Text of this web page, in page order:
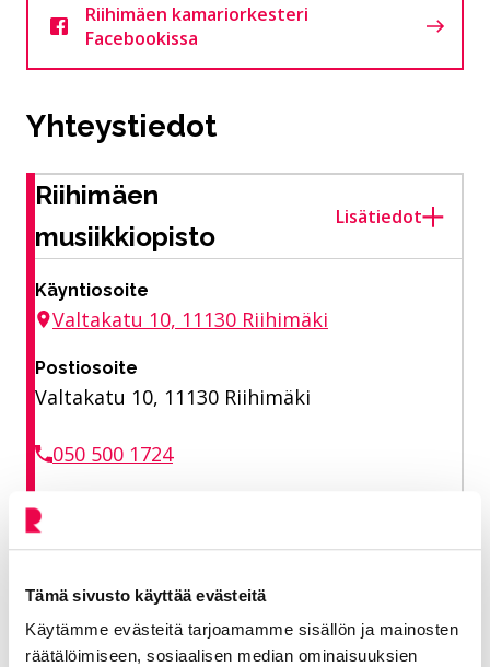
Tämä sivusto käyttää evästeitä
Käytämme evästeitä tarjoamamme sisällön ja mainosten
räätälöimiseen, sosiaalisen median ominaisuuksien
Riihimäen kamariorkesteri
Facebookissa
Yhteystiedot
Riihimäen
musiikkiopisto
Lisätiedot
Käyntiosoite
Valtakatu 10, 11130 Riihimäki
Postiosoite
Valtakatu 10, 11130 Riihimäki
050 500 1724
ma–to klo 12–16, pe klo 12–15